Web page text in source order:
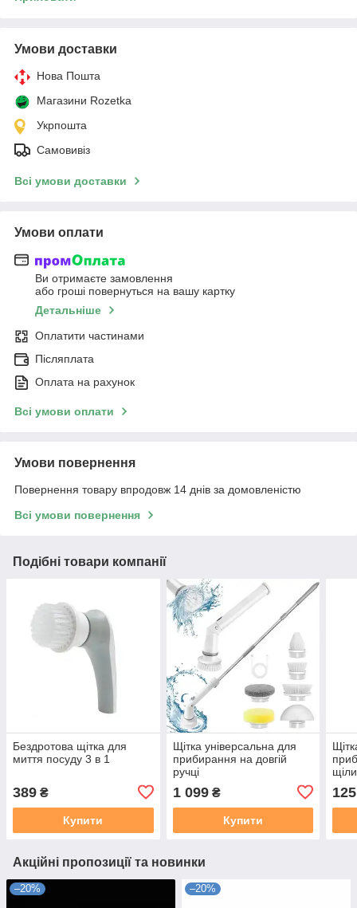
Умови доставки
Нова Пошта
Магазини Rozetka
Укрпошта
Самовивіз
Всі умови доставки
Умови оплати
Ви отримаєте замовлення
або гроші повернуться на вашу картку
Детальніше
Оплатити частинами
Післяплата
Оплата на рахунок
Всі умови оплати
Умови повернення
Повернення товару впродовж 14 днів за домовленістю
Всі умови повернення
Подібні товари компанії
Бездротова щітка для
миття посуду 3 в 1
389 ₴
Купити
Щітка універсальна для
прибирання на довгій
ручці
1 099₴
Купити
125
Акційні пропозиції та новинки
–20% –20%